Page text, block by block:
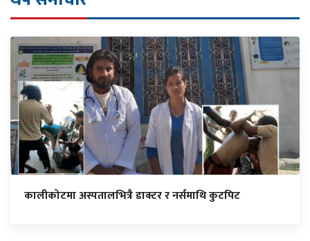
कालीकोटमा अस्पतालभित्रै डाक्टर र नर्समाथि कुटपिट